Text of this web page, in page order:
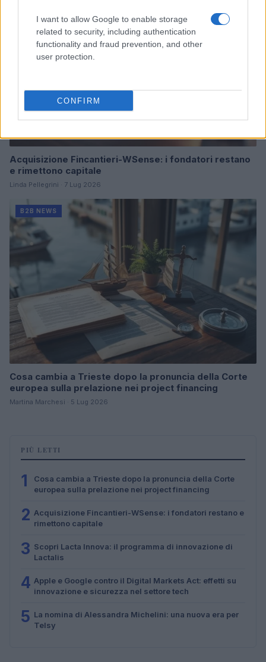
I want to allow Google to enable storage
related to security, including authentication
functionality and fraud prevention, and other
user protection.
CONFIRM
Acquisizione Fincantieri-WSense: i fondatori restano
e rimettono capitale
Linda Pellegrini · 7 Lug 2026
B2B NEWS
Cosa cambia a Trieste dopo la pronuncia della Corte
europea sulla prelazione nei project financing
Martina Marchesi · 5 Lug 2026
PIÙ LETTI
1
Cosa cambia a Trieste dopo la pronuncia della Corte
europea sulla prelazione nei project financing
2 Acquisizione Fincantieri-WSense: i fondatori restano e
rimettono capitale
3 Scopri Lacta Innova: il programma di innovazione di
Lactalis
4 Apple e Google contro il Digital Markets Act: effetti su
innovazione e sicurezza nel settore tech
5 La nomina di Alessandra Michelini: una nuova era per
Telsy